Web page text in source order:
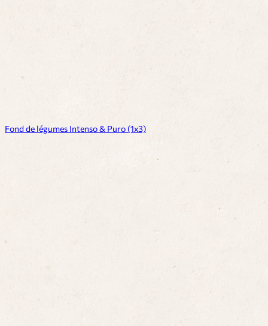
Fond de légumes Intenso & Puro (1x3)